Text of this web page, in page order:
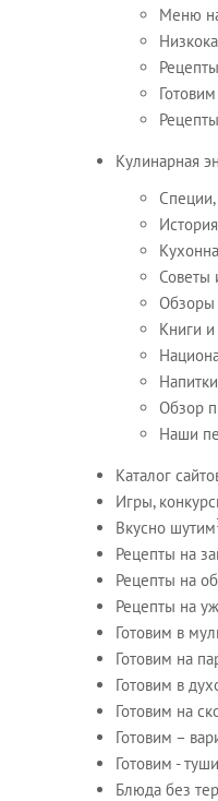
Меню
Кулинарная
Советы
Обзоры
Книги
Обзор
Наши
Каталог
Игры,
Вкусно шутим
Рецепты на
Рецепты на
Рецепты на
Готовим в
Готовим на
Готовим в
Готовим на
Готовим –
Готовим -
Блюда без